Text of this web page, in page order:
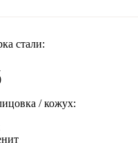
стали:
/ кожух: